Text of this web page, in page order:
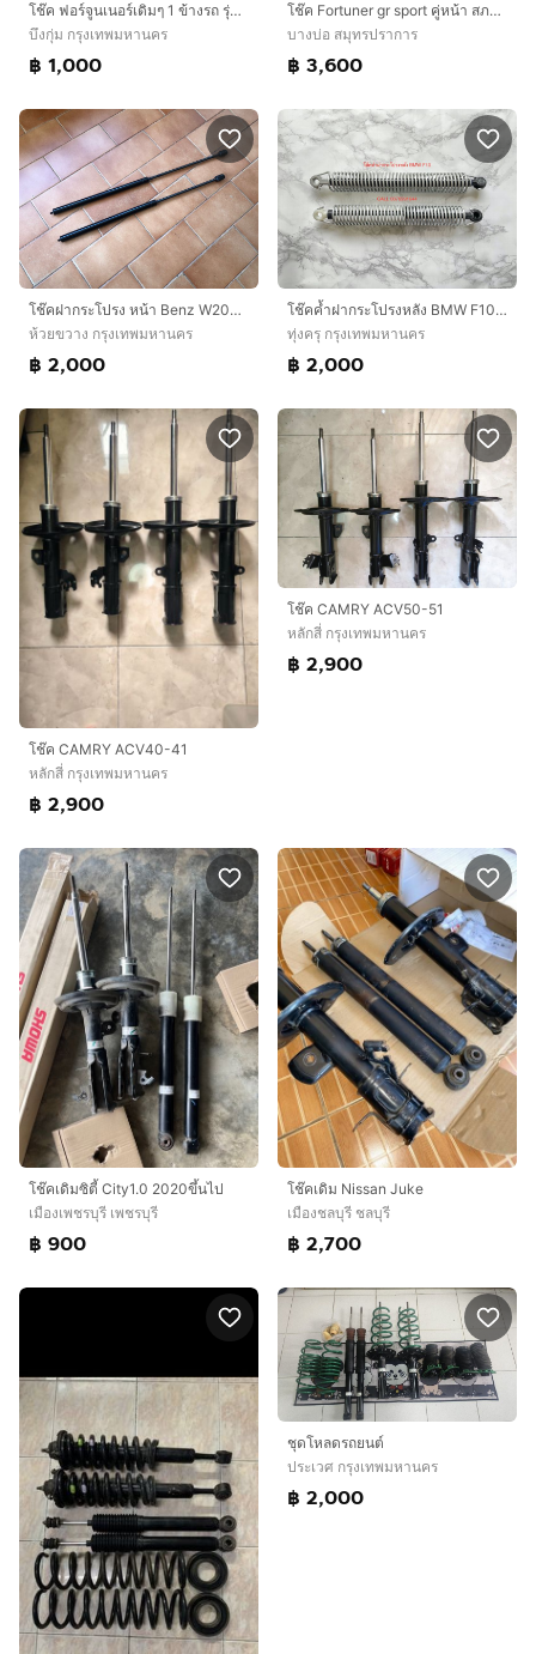
โช๊ค ฟอร์จูนเนอร์เดิมๆ 1 ข้างรถ รุ่นแรก ของตามสภาพเลยจ้า
บึงกุ่ม กรุงเทพมหานคร
฿ 1,000
โช๊ค Fortuner gr sport คู่หน้า สภาพดี ไม่รั่ว ไม่ซึม พร้อมใช้งาน
บางบ่อ สมุทรปราการ
฿ 3,600
โช๊คฝากระโปรง หน้า Benz W203 W209 C180 C200 C220 CDi C230 CLK200 CLK230
ห้วยขวาง กรุงเทพมหานคร
฿ 2,000
โช๊คค้ำฝากระโปรงหลัง BMW F10 ของใหม่
ทุ่งครุ กรุงเทพมหานคร
฿ 2,000
โช๊ค CAMRY ACV40-41
หลักสี่ กรุงเทพมหานคร
฿ 2,900
โช๊ค CAMRY ACV50-51
หลักสี่ กรุงเทพมหานคร
฿ 2,900
โช๊คเดิมซิตี้ City1.0 2020ขึ้นไป
เมืองเพชรบุรี เพชรบุรี
฿ 900
โช๊คเดิม Nissan Juke
เมืองชลบุรี ชลบุรี
฿ 2,700
ชุดโหลดรถยนต์
ประเวศ กรุงเทพมหานคร
฿ 2,000